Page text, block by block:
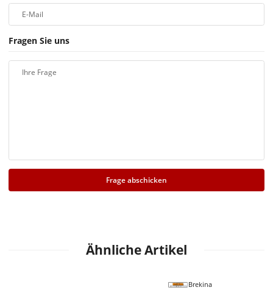
E-Mail
Fragen Sie uns
Ihre Frage
Frage abschicken
Ähnliche Artikel
Brekina